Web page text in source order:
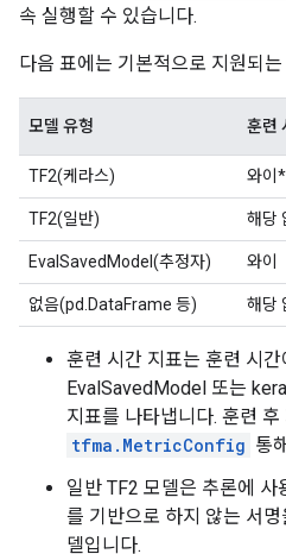
속 실행할 수 있습니다.
다음 표에는 기본적으로 지원되
모델 유형 훈련
TF2(케라스) 와이*
TF2(일반) 해당
EvalSavedModel(추정자) 와이
없음(pd.DataFrame 등) 해당
훈련 시간 지표는 훈련 시
EvalSavedModel 또는
지표를 나타냅니다. 훈련 후
tfma.MetricConfig 통
일반 TF2 모델은 추론에 사
를 기반으로 하지 않는 서
델입니다.